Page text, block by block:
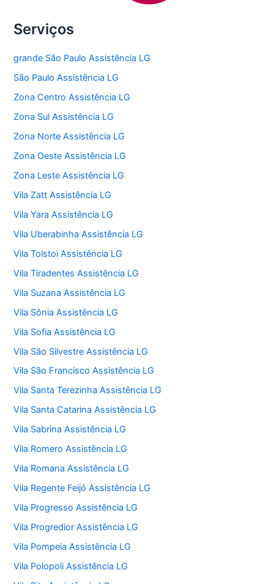
Serviços
grande São Paulo Assistência LG
São Paulo Assistência LG
Zona Centro Assistência LG
Zona Sul Assistência LG
Zona Norte Assistência LG
Zona Oeste Assistência LG
Zona Leste Assistência LG
Vila Zatt Assistência LG
Vila Yara Assistência LG
Vila Uberabinha Assistência LG
Vila Tolstoi Assistência LG
Vila Tiradentes Assistência LG
Vila Suzana Assistência LG
Vila Sônia Assistência LG
Vila Sofia Assistência LG
Vila São Silvestre Assistência LG
Vila São Francisco Assistência LG
Vila Santa Terezinha Assistência LG
Vila Santa Catarina Assistência LG
Vila Sabrina Assistência LG
Vila Romero Assistência LG
Vila Romana Assistência LG
Vila Regente Feijó Assistência LG
Vila Progresso Assistência LG
Vila Progredior Assistência LG
Vila Pompeia Assistência LG
Vila Polopoli Assistência LG